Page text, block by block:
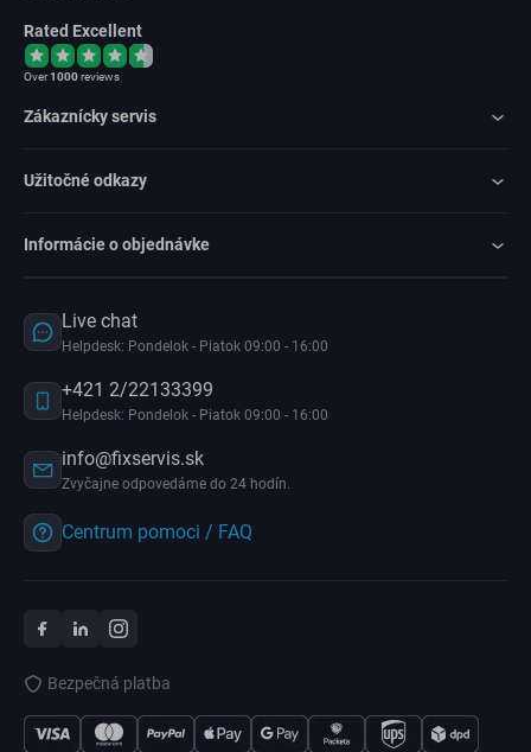
Rated Excellent
Over1000reviews
Zákaznícky servis
Užitočné odkazy
Informácie o objednávke
Live chat
Helpdesk: Pondelok - Piatok 09:00 - 16:00
+421 2/22133399
Helpdesk: Pondelok - Piatok 09:00 - 16:00
info@fixservis.sk
Zvyčajne odpovedáme do 24 hodín.
Centrum pomoci / FAQ
Bezpečná platba